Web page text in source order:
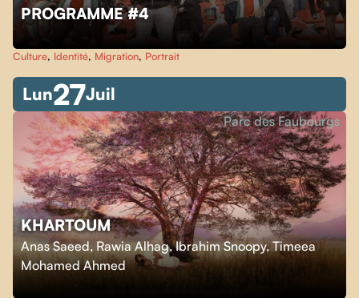
PROGRAMME #4
Culture, Identité, Migration, Portrait
Lun27Juil
KHARTOUM
Anas Saeed, Rawia Alhag, Ibrahim Snoopy, Timeea
Mohamed Ahmed
Parc des Faubourgs